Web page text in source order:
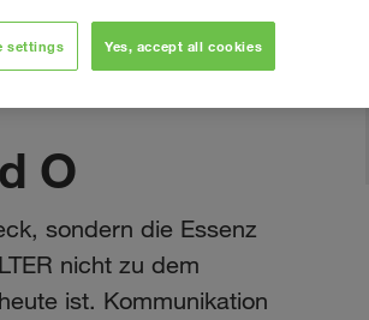
O
sondern die Essenz
nicht zu dem
ist. Kommunikation
settings Yes, accept all cookies